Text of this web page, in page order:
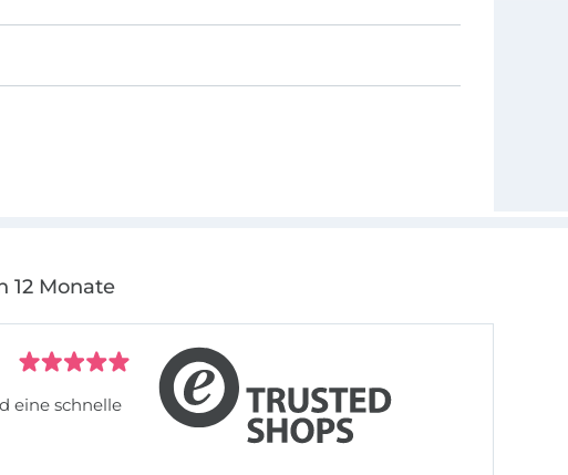
12 Monate
eine schnelle